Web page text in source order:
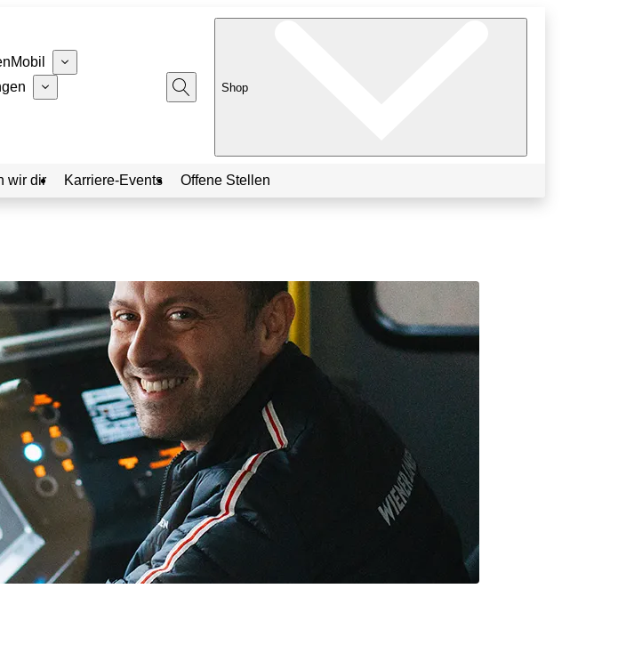
Shop
wir dir Karriere-Events Offene Stellen